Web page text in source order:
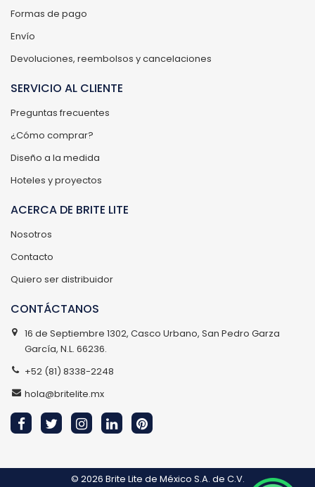
Formas de pago
Envío
Devoluciones, reembolsos y cancelaciones
SERVICIO AL CLIENTE
Preguntas frecuentes
¿Cómo comprar?
Diseño a la medida
Hoteles y proyectos
ACERCA DE BRITE LITE
Nosotros
Contacto
Quiero ser distribuidor
CONTÁCTANOS
16 de Septiembre 1302, Casco Urbano, San Pedro Garza
García, N.L. 66236.
+52 (81) 8338-2248
hola@britelite.mx
© 2026 Brite Lite de México S.A. de C.V.